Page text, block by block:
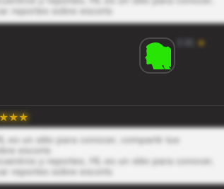
reportes sobre escorts
★
es un sitio para conocer, compartir tus
escorts
y reportes, HL es un sitio para conocer,
reportes sobre escorts